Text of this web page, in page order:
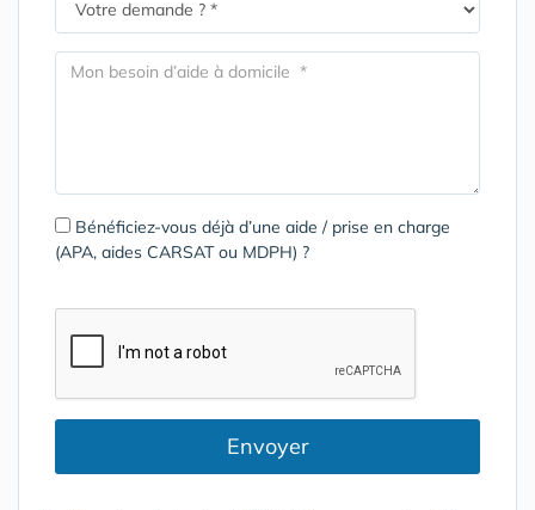
Bénéficiez-vous déjà d’une aide / prise en charge
(APA, aides CARSAT ou MDPH) ?
Envoyer